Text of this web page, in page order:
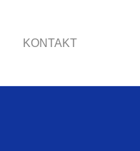
KONTAKT